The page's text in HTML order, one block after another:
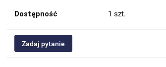
Dostępność 1 szt.
Zadaj pytanie